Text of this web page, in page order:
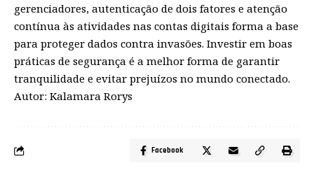
gerenciadores, autenticação de dois fatores e atenção
contínua às atividades nas contas digitais forma a base
para proteger dados contra invasões. Investir em boas
práticas de segurança é a melhor forma de garantir
tranquilidade e evitar prejuízos no mundo conectado.
Autor: Kalamara Rorys
Facebook